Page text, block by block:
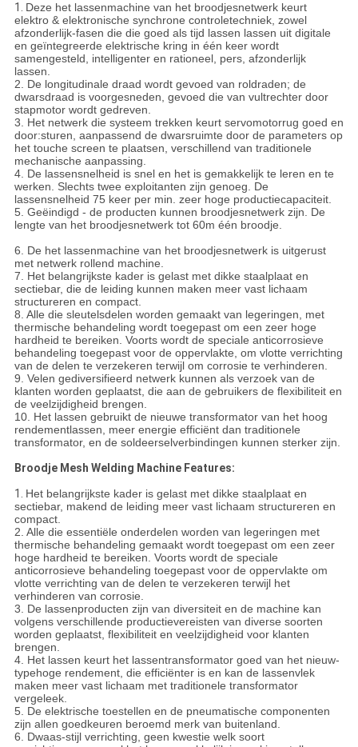
1. Deze het lassenmachine van het broodjesnetwerk keurt
elektro & elektronische synchrone controletechniek, zowel
afzonderlijk-fasen die die goed als tijd lassen lassen uit digitale
en geïntegreerde elektrische kring in één keer wordt
samengesteld, intelligenter en rationeel, pers, afzonderlijk
lassen.
2. De longitudinale draad wordt gevoed van roldraden; de
dwarsdraad is voorgesneden, gevoed die van vultrechter door
stapmotor wordt gedreven.
3. Het netwerk die systeem trekken keurt servomotorrug goed en
door:sturen, aanpassend de dwarsruimte door de parameters op
het touche screen te plaatsen, verschillend van traditionele
mechanische aanpassing.
4. De lassensnelheid is snel en het is gemakkelijk te leren en te
werken. Slechts twee exploitanten zijn genoeg. De
lassensnelheid 75 keer per min. zeer hoge productiecapaciteit.
5. Geëindigd - de producten kunnen broodjesnetwerk zijn. De
lengte van het broodjesnetwerk tot 60m één broodje.
6. De het lassenmachine van het broodjesnetwerk is uitgerust
met netwerk rollend machine.
7. Het belangrijkste kader is gelast met dikke staalplaat en
sectiebar, die de leiding kunnen maken meer vast lichaam
structureren en compact.
8. Alle die sleutelsdelen worden gemaakt van legeringen, met
thermische behandeling wordt toegepast om een zeer hoge
hardheid te bereiken. Voorts wordt de speciale anticorrosieve
behandeling toegepast voor de oppervlakte, om vlotte verrichting
van de delen te verzekeren terwijl om corrosie te verhinderen.
9. Velen gediversifieerd netwerk kunnen als verzoek van de
klanten worden geplaatst, die aan de gebruikers de flexibiliteit en
de veelzijdigheid brengen.
10. Het lassen gebruikt de nieuwe transformator van het hoog
rendementlassen, meer energie efficiënt dan traditionele
transformator, en de soldeerselverbindingen kunnen sterker zijn.
Broodje Mesh Welding Machine Features:
1. Het belangrijkste kader is gelast met dikke staalplaat en
sectiebar, makend de leiding meer vast lichaam structureren en
compact.
2. Alle die essentiële onderdelen worden van legeringen met
thermische behandeling gemaakt wordt toegepast om een zeer
hoge hardheid te bereiken. Voorts wordt de speciale
anticorrosieve behandeling toegepast voor de oppervlakte om
vlotte verrichting van de delen te verzekeren terwijl het
verhinderen van corrosie.
3. De lassenproducten zijn van diversiteit en de machine kan
volgens verschillende productievereisten van diverse soorten
worden geplaatst, flexibiliteit en veelzijdigheid voor klanten
brengen.
4. Het lassen keurt het lassentransformator goed van het nieuw-
typehoge rendement, die efficiënter is en kan de lassenvlek
maken meer vast lichaam met traditionele transformator
vergeleek.
5. De elektrische toestellen en de pneumatische componenten
zijn allen goedkeuren beroemd merk van buitenland.
6. Dwaas-stijl verrichting, geen kwestie welk soort